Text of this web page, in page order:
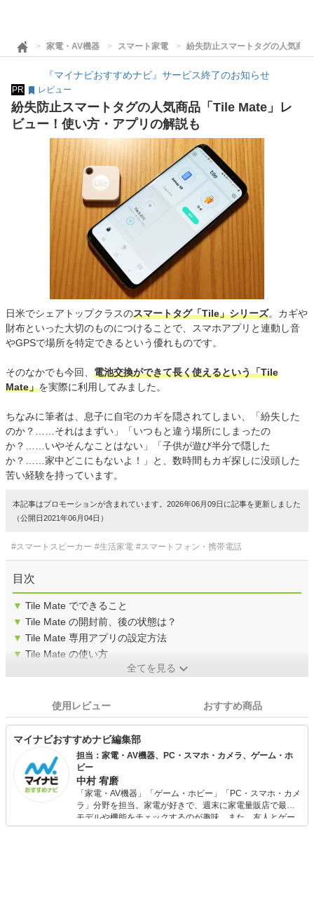
家電・AV機器 スマート家電 紛失防止スマートタグの人気商
『マイナビおすすめナビ』サービス終了のお知らせ
PR レビュー
紛失防止スマートタグの人気商品「Tile Mate」レ
ビュー！使い方・アプリの解説も
日米でシェアトップクラスのスマートタグ「Tile」シリーズ。カギや
財布といった大切のものにつけることで、スマホアプリと連動し音
やGPSで場所を特定できるという優れものです。
そのなかでも今回、 電池交換ができて長く使えるという「Tile
Mate」を実際に利用してみました。
ちなみに筆者は、息子に自宅のカギを隠されてしまい、「紛失した
のか？……それはまずい」「いつもと違う場所にしまったの
か？……いやそんなことはない」「子供が遊び半分で隠した
か？……家中どこにもないよ！」と、数時間もカギ探しに没頭した
苦い経験を持っています。
本記事はプロモーションが含まれています。2026年06月09日に記事を更新しました
（公開日2021年06月04日）
#スマートスピーカー #生活家電 #スマートフォン・携帯電話
目次
▼ Tile Mate でできること
▼ Tile Mate の開封前、後の状態は？
▼ Tile Mate 専用アプリの設定方法
▼ Tile Mate の使い方
全てを見る
使用レビュー おすすめ商品
マイナビおすすめナビ編集部
担当：家電・AV機器、PC・スマホ・カメラ、ゲーム・ホ
ビー
中村 宥磨
「家電・AV機器」「ゲーム・ホビー」「PC・スマホ・カメ
ラ」分野を担当。家電が好きで、週末に家電量販店で最新
モデルや機能をチェックするのが趣味。また、友人とゲー
ムを楽しみながら、新作タイトルやイベント情報もいち早